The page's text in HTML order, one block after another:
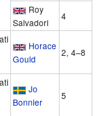
Roy
Salvadori
4
Horace
Gould
2, 4–8
Jo
Bonnier
5